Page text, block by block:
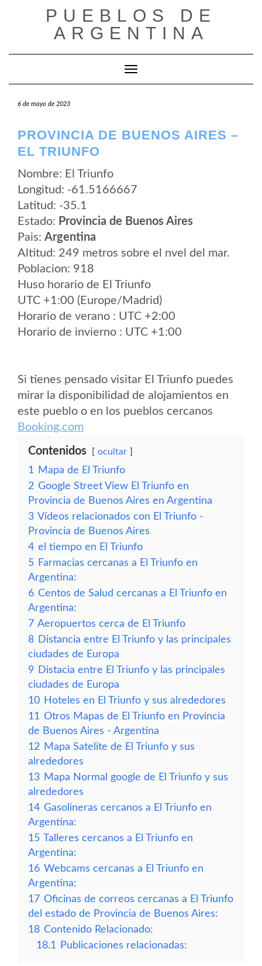
PUEBLOS DE
ARGENTINA
Cambiar modo de navegación
6 de mayo de 2023
PROVINCIA DE BUENOS AIRES –
EL TRIUNFO
Nombre: El Triunfo
Longitud: -61.5166667
Latitud: -35.1
Estado: Provincia de Buenos Aires
Pais: Argentina
Altitud: 249 metros sobre el nvel del mar.
Poblacion: 918
Huso horario de El Triunfo
UTC +1:00 (Europe/Madrid)
Horario de verano : UTC +2:00
Horario de invierno : UTC +1:00
Si tienes pensado visitar El Triunfo puedes
mirar la disponibilidad de alojamientos en
este pueblo o en los pueblos cercanos
Booking.com
Contenidos ocultar
1
Mapa de El Triunfo
2 Google Street View El Triunfo en
Provincia de Buenos Aires en Argentina
3 Vídeos relacionados con El Triunfo -
Provincia de Buenos Aires
4 el tiempo en El Triunfo
5 Farmacias cercanas a El Triunfo en
Argentina:
6 Centos de Salud cercanas a El Triunfo en
Argentina:
7 Aeropuertos cerca de El Triunfo
8 Distancia entre El Triunfo y las principales
ciudades de Europa
9 Distacia entre El Triunfo y las principales
ciudades de Europa
10 Hoteles en El Triunfo y sus alrededores
11 Otros Mapas de El Triunfo en Provincia
de Buenos Aires - Argentina
12 Mapa Satelite de El Triunfo y sus
alrededores
13 Mapa Normal google de El Triunfo y sus
alrededores
14 Gasolineras cercanos a El Triunfo en
Argentina:
15 Talleres cercanos a El Triunfo en
Argentina:
16 Webcams cercanas a El Triunfo en
Argentina:
17 Oficinas de correos cercanas a El Triunfo
del estado de Provincia de Buenos Aires:
18 Contenido Relacionado:
18.1
Publicaciones relacionadas: